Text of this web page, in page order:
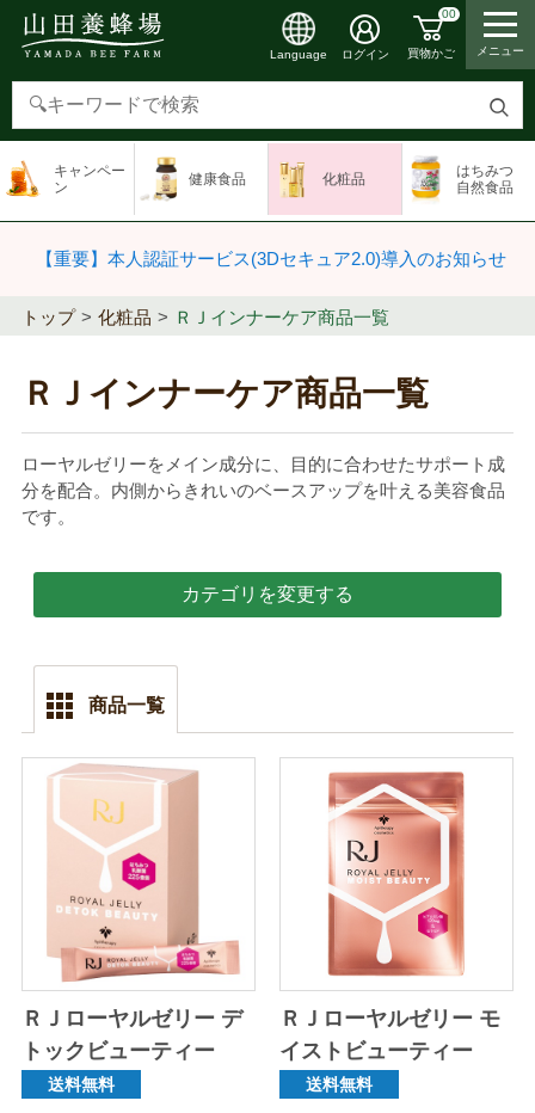
検
す
Language ログイン
00
買物かご メニュー
キャンペー
ン
健康食品 化粧品
はちみつ
自然食品
【重要】本人認証サービス(3Dセキュア2.0)導入のお知らせ
トップ 化粧品 ＲＪインナーケア商品一覧
ＲＪインナーケア商品一覧
ローヤルゼリーをメイン成分に、目的に合わせたサポート成
分を配合。内側からきれいのベースアップを叶える美容食品
です。
カテゴリを変更する
商品一覧
ＲＪローヤルゼリー デ
トックビューティー
送料無料
ＲＪローヤルゼリー モ
イストビューティー
送料無料